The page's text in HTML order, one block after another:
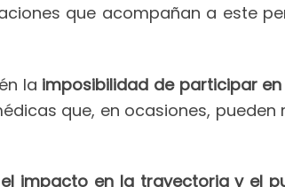
que acompañan a este
la imposibilidad de participar
que, en ocasiones, pueden
impacto en la trayectoria y el